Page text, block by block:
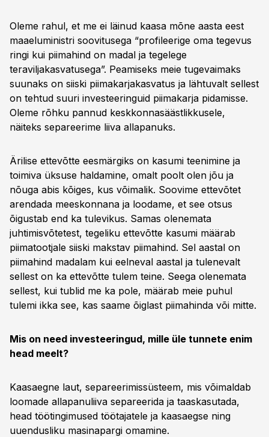
Oleme rahul, et me ei läinud kaasa mõne aasta eest
maaeluministri soovitusega “profileerige oma tegevus
ringi kui piimahind on madal ja tegelege
teraviljakasvatusega”. Peamiseks meie tugevaimaks
suunaks on siiski piimakarjakasvatus ja lähtuvalt sellest
on tehtud suuri investeeringuid piimakarja pidamisse.
Oleme rõhku pannud keskkonnasäästlikkusele,
näiteks separeerime liiva allapanuks.
Ärilise ettevõtte eesmärgiks on kasumi teenimine ja
toimiva üksuse haldamine, omalt poolt olen jõu ja
nõuga abis kõiges, kus võimalik. Soovime ettevõtet
arendada meeskonnana ja loodame, et see otsus
õigustab end ka tulevikus. Samas olenemata
juhtimisvõtetest, tegeliku ettevõtte kasumi määrab
piimatootjale siiski makstav piimahind. Sel aastal on
piimahind madalam kui eelneval aastal ja tulenevalt
sellest on ka ettevõtte tulem teine. Seega olenemata
sellest, kui tublid me ka pole, määrab meie puhul
tulemi ikka see, kas saame õiglast piimahinda või mitte.
Mis on need investeeringud, mille üle tunnete enim
head meelt?
Kaasaegne laut, separeerimissüsteem, mis võimaldab
loomade allapanuliiva separeerida ja taaskasutada,
head töötingimused töötajatele ja kaasaegse ning
uuendusliku masinapargi omamine.